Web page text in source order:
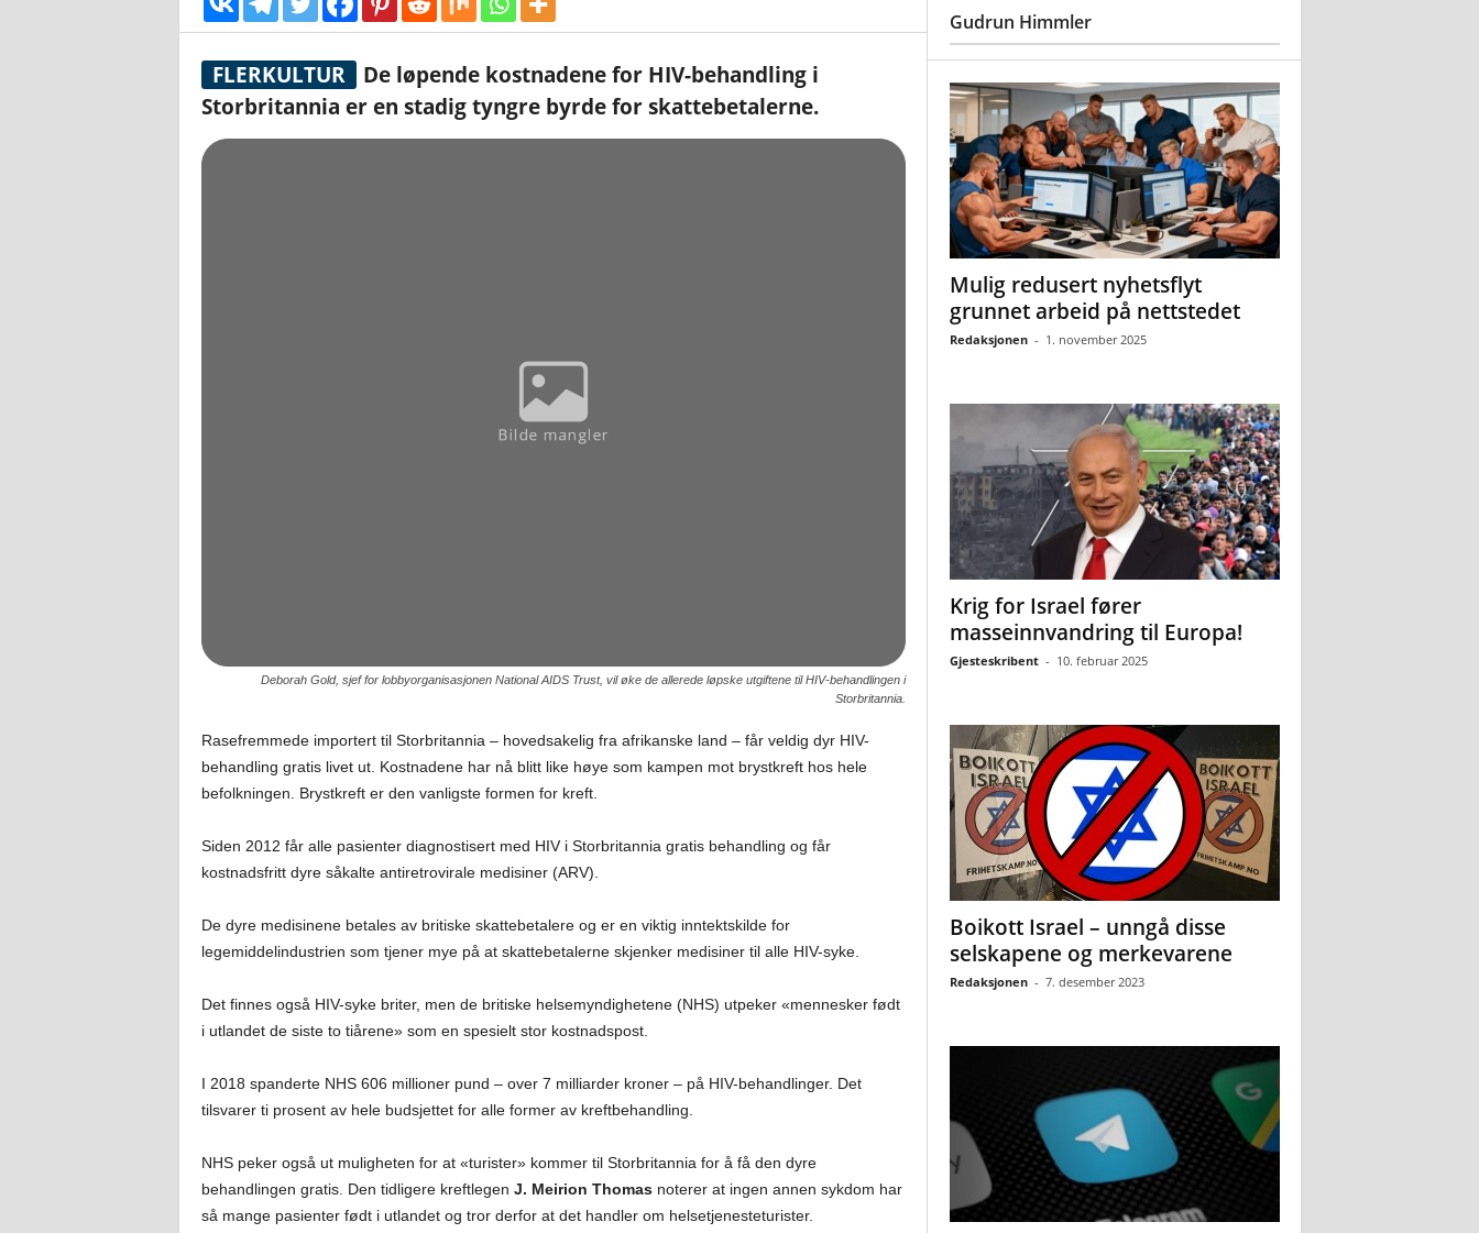
FLERKULTUR
De løpende kostnadene for HIV-behandling i
Storbritannia er en stadig tyngre byrde for skattebetalerne.
Deborah Gold, sjef for lobbyorganisasjonen National AIDS Trust, vil øke de allerede løpske utgiftene til HIV-behandlingen i
Storbritannia.
Rasefremmede importert til Storbritannia – hovedsakelig fra afrikanske land – får veldig dyr HIV-
behandling gratis livet ut. Kostnadene har nå blitt like høye som kampen mot brystkreft hos hele
befolkningen. Brystkreft er den vanligste formen for kreft.
Siden 2012 får alle pasienter diagnostisert med HIV i Storbritannia gratis behandling og får
kostnadsfritt dyre såkalte antiretrovirale medisiner (ARV).
De dyre medisinene betales av britiske skattebetalere og er en viktig inntektskilde for
legemiddelindustrien som tjener mye på at skattebetalerne skjenker medisiner til alle HIV-syke.
Det finnes også HIV-syke briter, men de britiske helsemyndighetene (NHS) utpeker «mennesker født
i utlandet de siste to tiårene» som en spesielt stor kostnadspost.
I 2018 spanderte NHS 606 millioner pund – over 7 milliarder kroner – på HIV-behandlinger. Det
tilsvarer ti prosent av hele budsjettet for alle former av kreftbehandling.
NHS peker også ut muligheten for at «turister» kommer til Storbritannia for å få den dyre
behandlingen gratis. Den tidligere kreftlegen J. Meirion Thomasnoterer at ingen annen sykdom har
så mange pasienter født i utlandet og tror derfor at det handler om helsetjenesteturister.
Gudrun Himmler
Mulig redusert nyhetsflyt
grunnet arbeid på nettstedet
Redaksjonen - 1. november 2025
Krig for Israel fører
masseinnvandring til Europa!
Gjesteskribent - 10. februar 2025
Boikott Israel – unngå disse
selskapene og merkevarene
Redaksjonen - 7. desember 2023